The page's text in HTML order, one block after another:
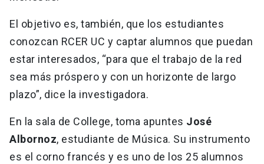
El objetivo es, también, que los estudiantes
conozcan RCER UC y captar alumnos que puedan
estar interesados, “para que el trabajo de la red
sea más próspero y con un horizonte de largo
plazo”, dice la investigadora.
En la sala de College, toma apuntes José
Albornoz, estudiante de Música. Su instrumento
es el corno francés y es uno de los 25 alumnos